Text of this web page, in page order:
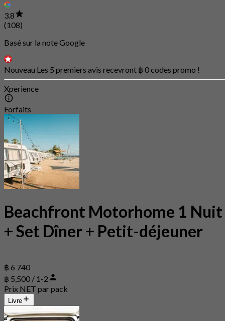
3.8
(108)
Basé sur la note Google
Nouveau Les 5 premiers avis recevront ฿ 0 codes promo !
Xperience
Forfaits
Beachfront Motorhome 1 Nuit
+ Set Dîner + Petit-déjeuner
฿ 6 740
฿ 5,500 / 1-2
Prix NET par pack
Livre